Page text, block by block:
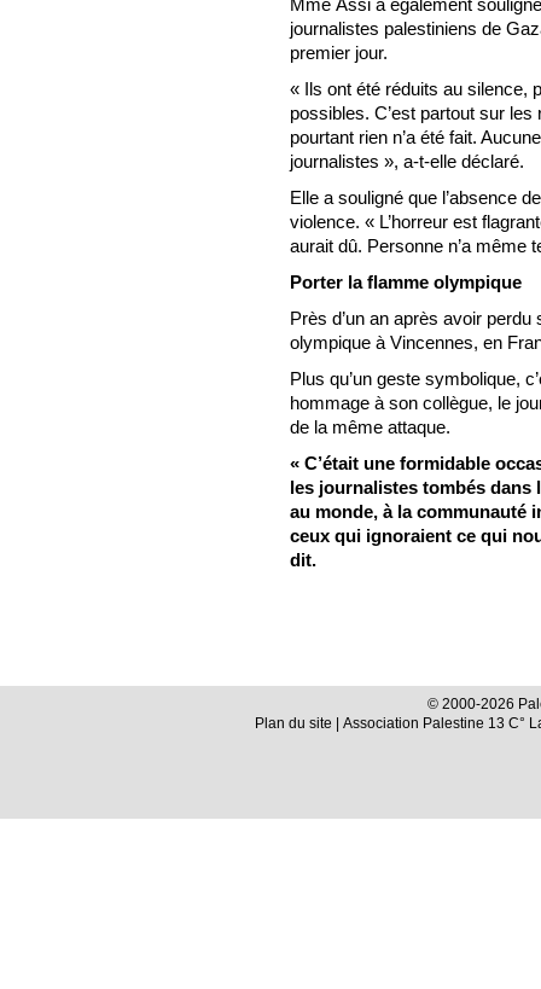
Mme Assi a également
journalistes palestiniens de
premier jour.
« Ils ont été réduits au silence,
possibles. C’est partout sur
pourtant rien n’a été fait.
journalistes », a-t-elle déclaré.
Elle a souligné que l’absence
violence. « L’horreur est
aurait dû. Personne n’a même
Porter la flamme olympique
Près d’un an après avoir
olympique à Vincennes, en
Plus qu’un geste symbolique,
hommage à son collègue, le
de la même attaque.
« C’était une formidable
les journalistes tombés dans
au monde, à la communauté
ceux qui ignoraient ce qui
dit.
© 2000-2026
Plan du site | Association Palestine 13 C°